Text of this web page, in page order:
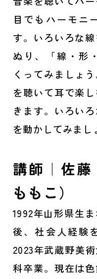
目でもハーモニ
す。いろいろな
ぬり、「線・形
くってみましょ
を聴いて耳で楽
きます。いろい
を動かしてみまし
講師｜佐藤
ももこ）
1992年山形県生
後、社会人経験
2023年武蔵野美
科卒業。現在は色